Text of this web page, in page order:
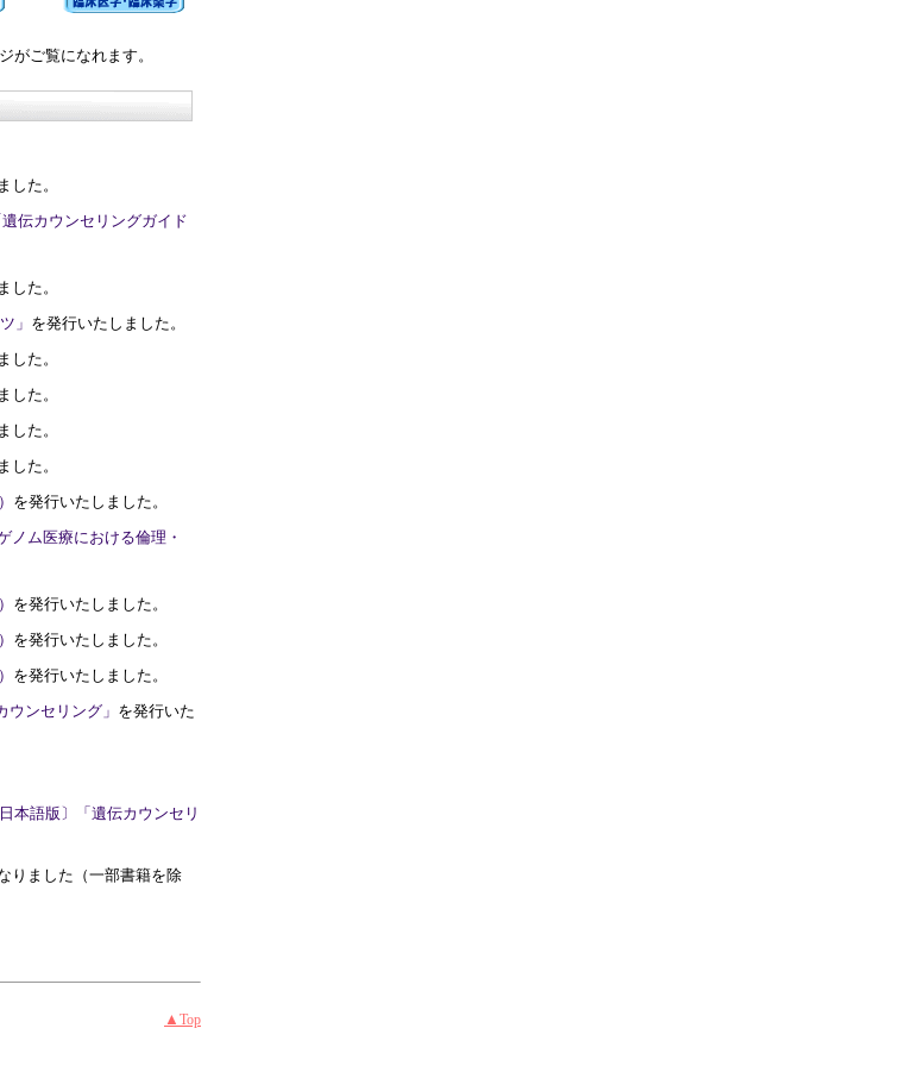
がご覧になれます。
した。
遺伝カウンセリングガイド
した。
」 を発行いたしました。
した。
した。
した。
した。
を発行いたしました。
ノム医療における倫理・
を発行いたしました。
を発行いたしました。
を発行いたしました。
ウンセリング」 を発行いた
日本語版〕「遺伝カウンセリ
りました（一部書籍を除
▲ Top